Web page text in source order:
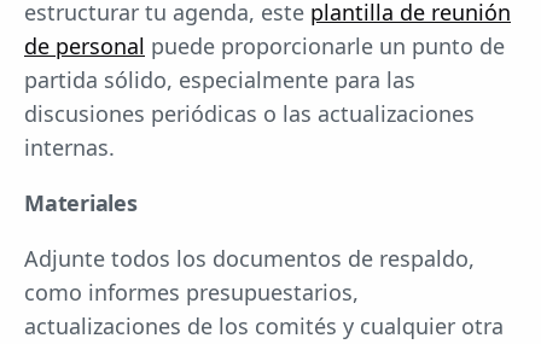
estructurar tu agenda, este plantilla de reunión
de personal puede proporcionarle un punto de
partida sólido, especialmente para las
discusiones periódicas o las actualizaciones
internas.
Materiales
Adjunte todos los documentos de respaldo,
como informes presupuestarios,
actualizaciones de los comités y cualquier otra